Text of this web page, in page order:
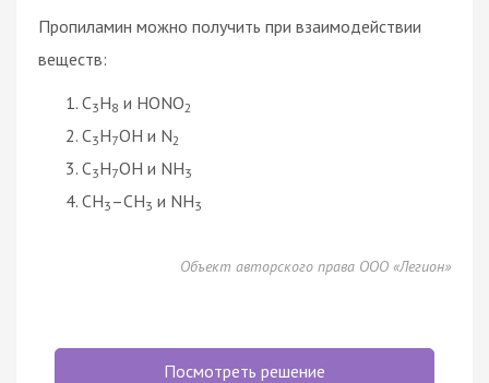
Пропиламин можно получить при взаимодействии
веществ:
C3H8 и HONO2
C3H7OH и N2
C3H7OH и NH3
CH3 –CH3 и NH3
Объект авторского права ООО «Легион»
Посмотреть решение